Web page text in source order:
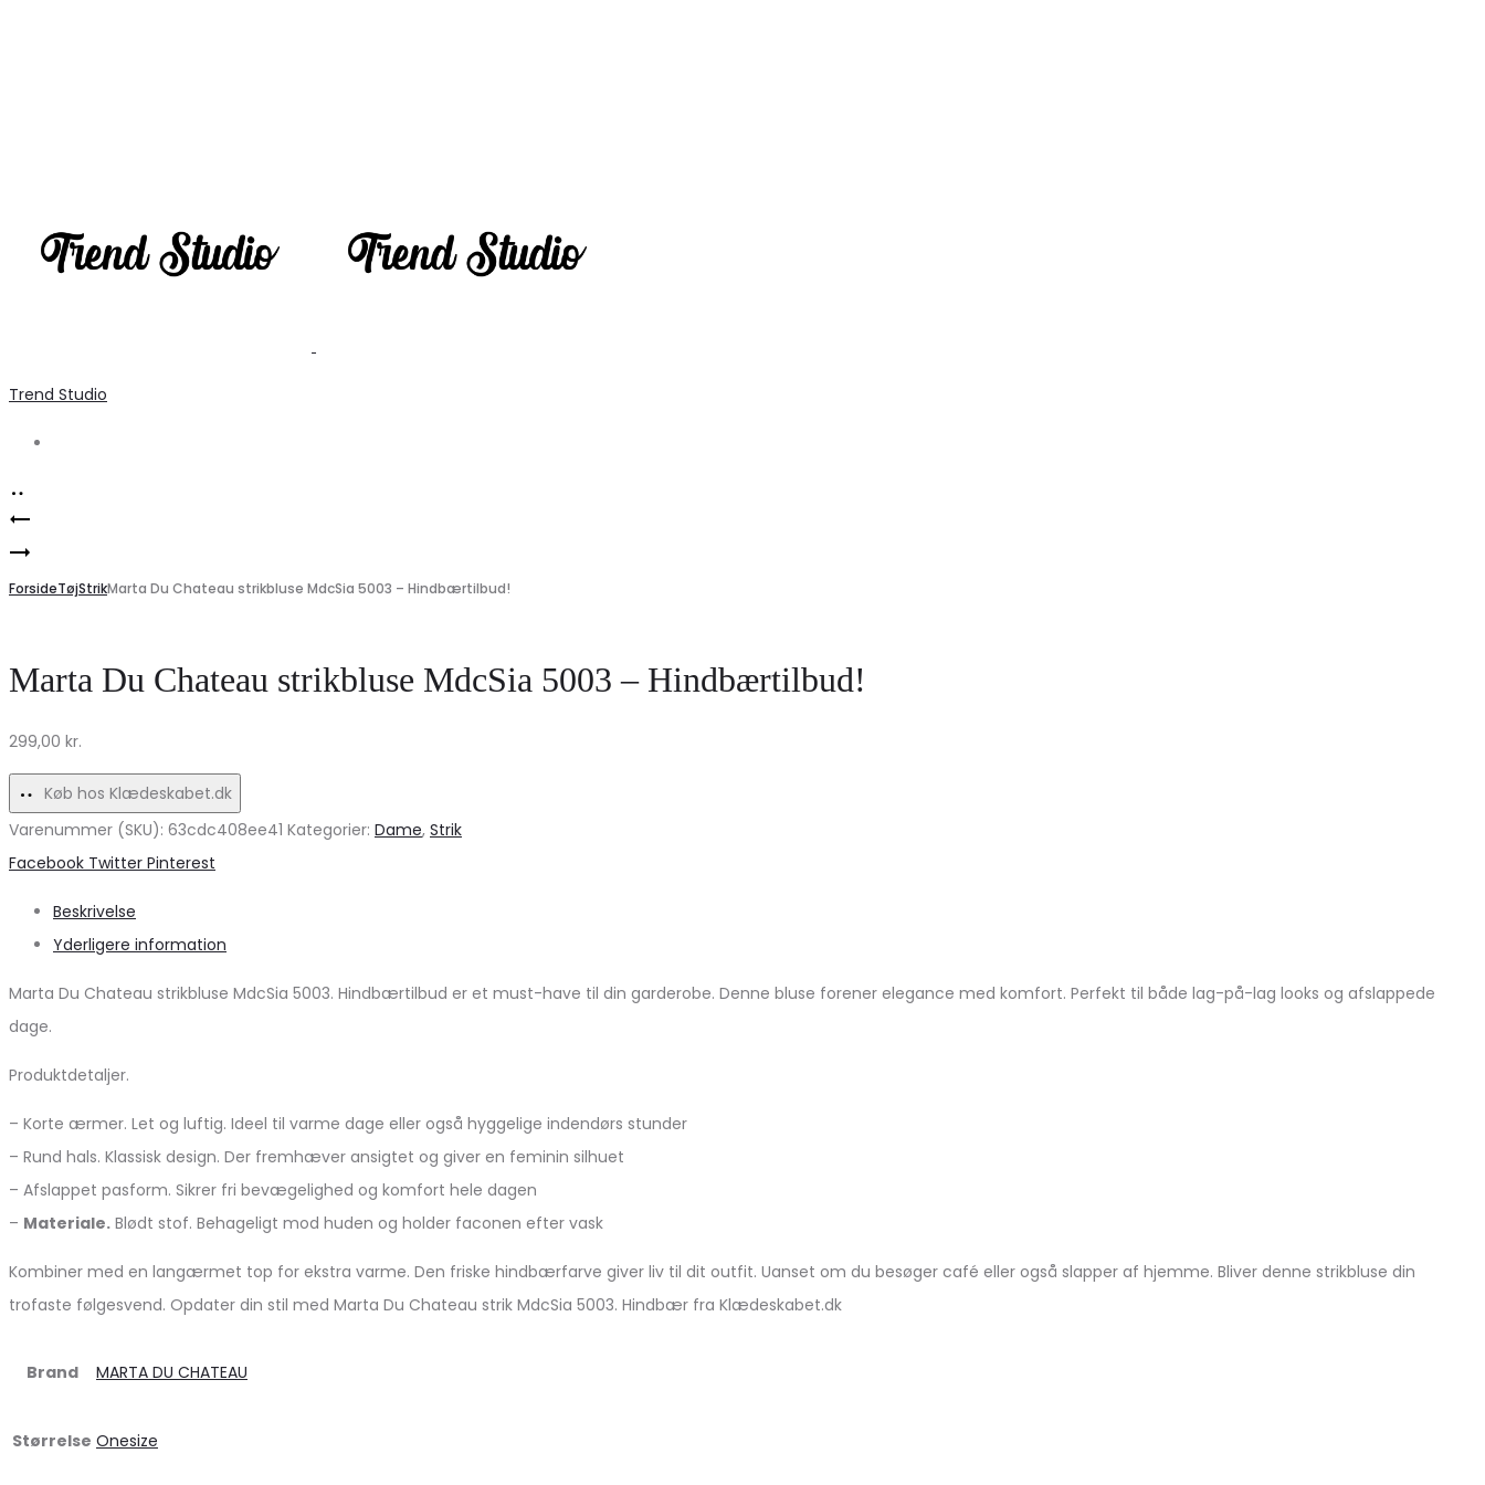
Trend Studio
Product
navigation
7050
Sommerkjole
Udsalg!
Marta
Du
Skjorte
Damer
Nero
Udsalg!
ForsideTøjStrikMarta Du Chateau strikbluse MdcSia 5003 – Hindbærtilbud!
Marta Du Chateau strikbluse MdcSia 5003 – Hindbærtilbud!
299,00 kr.
Køb hos Klædeskabet.dk
Varenummer (SKU): 63cdc408ee41 Kategorier: Dame, Strik
Share
Facebook Twitter Pinterest
Beskrivelse
Yderligere information
Marta Du Chateau strikbluse MdcSia 5003. Hindbærtilbud er et must-have til din garderobe. Denne bluse forener elegance med komfort. Perfekt til både lag-på-lag looks og afslappede
dage.
Produktdetaljer.
– Korte ærmer. Let og luftig. Ideel til varme dage eller også hyggelige indendørs stunder
– Rund hals. Klassisk design. Der fremhæver ansigtet og giver en feminin silhuet
– Afslappet pasform. Sikrer fri bevægelighed og komfort hele dagen
– Materiale. Blødt stof. Behageligt mod huden og holder faconen efter vask
Kombiner med en langærmet top for ekstra varme. Den friske hindbærfarve giver liv til dit outfit. Uanset om du besøger café eller også slapper af hjemme. Bliver denne strikbluse din
trofaste følgesvend. Opdater din stil med Marta Du Chateau strik MdcSia 5003. Hindbær fra Klædeskabet.dk
Brand MARTA DU CHATEAU
Størrelse Onesize